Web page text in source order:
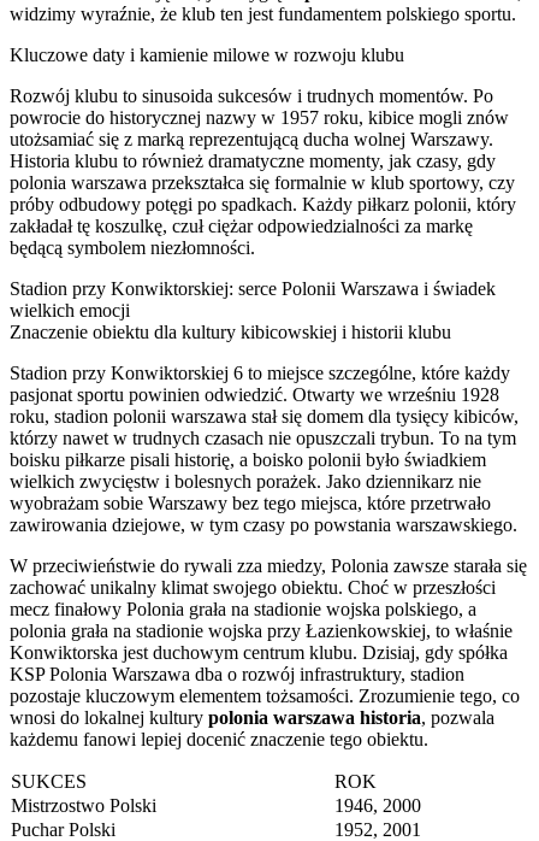
widzimy wyraźnie, że klub ten jest fundamentem polskiego sportu.
Kluczowe daty i kamienie milowe w rozwoju klubu
Rozwój klubu to sinusoida sukcesów i trudnych momentów. Po
powrocie do historycznej nazwy w 1957 roku, kibice mogli znów
utożsamiać się z marką reprezentującą ducha wolnej Warszawy.
Historia klubu to również dramatyczne momenty, jak czasy, gdy
polonia warszawa przekształca się formalnie w klub sportowy, czy
próby odbudowy potęgi po spadkach. Każdy piłkarz polonii, który
zakładał tę koszulkę, czuł ciężar odpowiedzialności za markę
będącą symbolem niezłomności.
Stadion przy Konwiktorskiej: serce Polonii Warszawa i świadek
wielkich emocji
Znaczenie obiektu dla kultury kibicowskiej i historii klubu
Stadion przy Konwiktorskiej 6 to miejsce szczególne, które każdy
pasjonat sportu powinien odwiedzić. Otwarty we wrześniu 1928
roku, stadion polonii warszawa stał się domem dla tysięcy kibiców,
którzy nawet w trudnych czasach nie opuszczali trybun. To na tym
boisku piłkarze pisali historię, a boisko polonii było świadkiem
wielkich zwycięstw i bolesnych porażek. Jako dziennikarz nie
wyobrażam sobie Warszawy bez tego miejsca, które przetrwało
zawirowania dziejowe, w tym czasy po powstania warszawskiego.
W przeciwieństwie do rywali zza miedzy, Polonia zawsze starała się
zachować unikalny klimat swojego obiektu. Choć w przeszłości
mecz finałowy Polonia grała na stadionie wojska polskiego, a
polonia grała na stadionie wojska przy Łazienkowskiej, to właśnie
Konwiktorska jest duchowym centrum klubu. Dzisiaj, gdy spółka
KSP Polonia Warszawa dba o rozwój infrastruktury, stadion
pozostaje kluczowym elementem tożsamości. Zrozumienie tego, co
wnosi do lokalnej kultury polonia warszawa historia, pozwala
każdemu fanowi lepiej docenić znaczenie tego obiektu.
SUKCES
ROK
Mistrzostwo Polski
1946, 2000
Puchar Polski
1952, 2001